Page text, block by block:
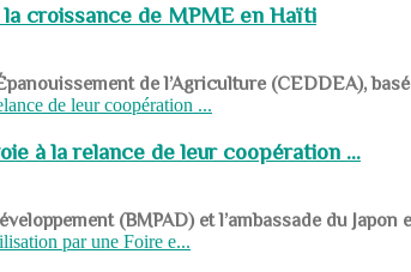
croissance de MPME en Haïti
de l’Agriculture (CEDDEA),
à la relance de leur coopération ...
(BMPAD) et l’ambassade du